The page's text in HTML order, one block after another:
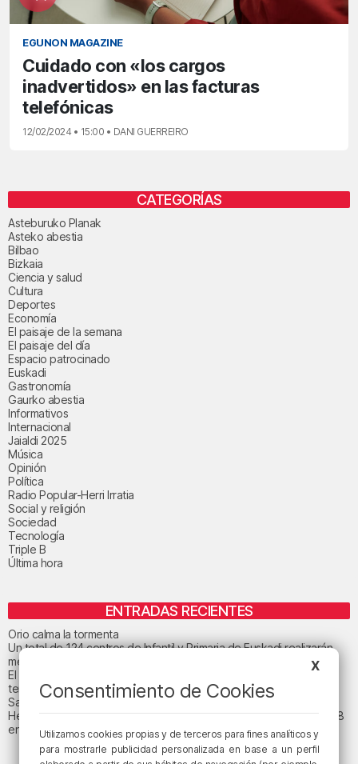
EGUNON MAGAZINE
Cuidado con «los cargos
inadvertidos» en las facturas
telefónicas
12/02/2024 • 15:00 • DANI GUERREIRO
CATEGORÍAS
Asteburuko Planak
Asteko abestia
Bilbao
Bizkaia
Ciencia y salud
Cultura
Deportes
Economía
El paisaje de la semana
El paisaje del día
Espacio patrocinado
Euskadi
Gastronomía
Gaurko abestia
Informativos
Internacional
Jaialdi 2025
Música
Opinión
Política
Radio Popular-Herri Irratia
Social y religión
Sociedad
Tecnología
Triple B
Última hora
ENTRADAS RECIENTES
Orio calma la tormenta
Un total de 124 centros de Infantil y Primaria de Euskadi realizarán
mejoras con una inversión de 19,3 millones
El tiempo este viernes en Bizkaia: subida notable de las
temperaturas máximas
San Juan de Gaztelugatxe cerrará el día del eclipse
Heridas dos personas en un accidente entre tres vehículos en la A8
en Muskiz
X
Consentimiento de Cookies
Utilizamos cookies propias y de terceros para fines analíticos y
para mostrarle publicidad personalizada en base a un perfil